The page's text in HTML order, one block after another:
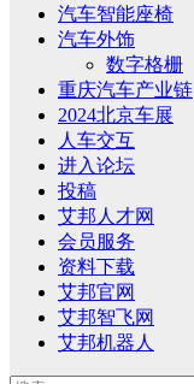
汽车智能座椅
汽车外饰
数字格栅
重庆汽车产业链
2024北京车展
人车交互
进入论坛
投稿
艾邦人才网
会员服务
资料下载
艾邦官网
艾邦智飞网
艾邦机器人